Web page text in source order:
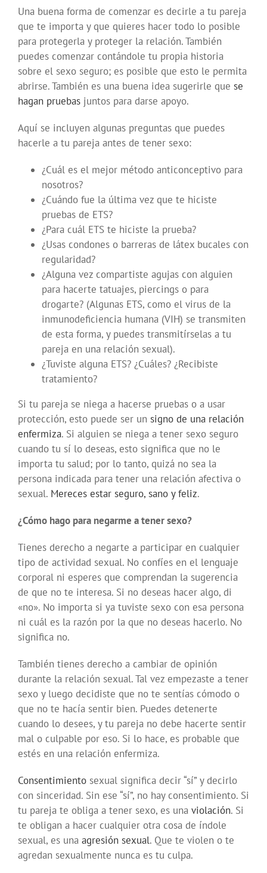
Una buena forma de comenzar es decirle a tu pareja
que te importa y que quieres hacer todo lo posible
para protegerla y proteger la relación. También
puedes comenzar contándole tu propia historia
sobre el sexo seguro; es posible que esto le permita
abrirse. También es una buena idea sugerirle que se
hagan pruebas juntos para darse apoyo.
Aquí se incluyen algunas preguntas que puedes
hacerle a tu pareja antes de tener sexo:
¿Cuál es el mejor método anticonceptivo para
nosotros?
¿Cuándo fue la última vez que te hiciste
pruebas de ETS?
¿Para cuál ETS te hiciste la prueba?
¿Usas condones o barreras de látex bucales con
regularidad?
¿Alguna vez compartiste agujas con alguien
para hacerte tatuajes, piercings o para
drogarte? (Algunas ETS, como el virus de la
inmunodeficiencia humana (VIH) se transmiten
de esta forma, y puedes transmitírselas a tu
pareja en una relación sexual).
¿Tuviste alguna ETS? ¿Cuáles? ¿Recibiste
tratamiento?
Si tu pareja se niega a hacerse pruebas o a usar
protección, esto puede ser un signo de una relación
enfermiza. Si alguien se niega a tener sexo seguro
cuando tu sí lo deseas, esto significa que no le
importa tu salud; por lo tanto, quizá no sea la
persona indicada para tener una relación afectiva o
sexual. Mereces estar seguro, sano y feliz.
¿Cómo hago para negarme a tener sexo?
Tienes derecho a negarte a participar en cualquier
tipo de actividad sexual. No confíes en el lenguaje
corporal ni esperes que comprendan la sugerencia
de que no te interesa. Si no deseas hacer algo, di
«no». No importa si ya tuviste sexo con esa persona
ni cuál es la razón por la que no deseas hacerlo. No
significa no.
También tienes derecho a cambiar de opinión
durante la relación sexual. Tal vez empezaste a tener
sexo y luego decidiste que no te sentías cómodo o
que no te hacía sentir bien. Puedes detenerte
cuando lo desees, y tu pareja no debe hacerte sentir
mal o culpable por eso. Si lo hace, es probable que
estés en una relación enfermiza.
Consentimiento sexual significa decir “sí” y decirlo
con sinceridad. Sin ese “sí”, no hay consentimiento. Si
tu pareja te obliga a tener sexo, es una violación. Si
te obligan a hacer cualquier otra cosa de índole
sexual, es una agresión sexual. Que te violen o te
agredan sexualmente nunca es tu culpa.